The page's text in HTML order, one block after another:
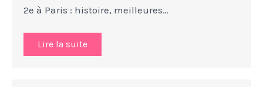
2e à Paris : histoire, meilleures…
Lire la suite